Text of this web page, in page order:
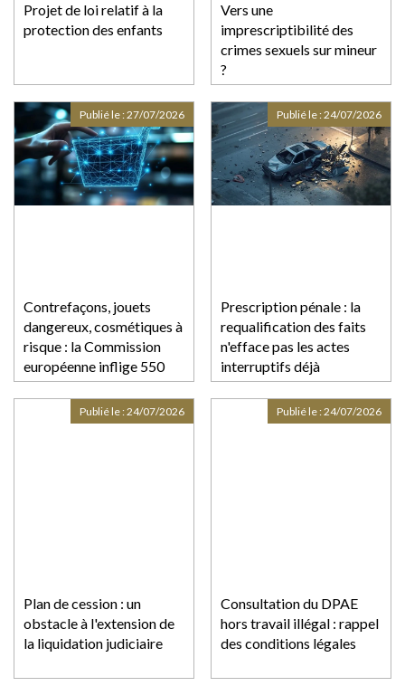
Projet de loi relatif à la
protection des enfants
Vers une
imprescriptibilité des
crimes sexuels sur mineur
?
Contrefaçons, jouets
dangereux, cosmétiques à
risque : la Commission
européenne inflige 550
millions d'euros d'amende
à AliExpress
Publié le :27/07/2026
Prescription pénale : la
requalification des faits
n'efface pas les actes
interruptifs déjà
accomplis
Publié le :24/07/2026
Plan de cession : un
obstacle à l'extension de
la liquidation judiciaire
Publié le :24/07/2026
Consultation du DPAE
hors travail illégal : rappel
des conditions légales
Publié le :24/07/2026